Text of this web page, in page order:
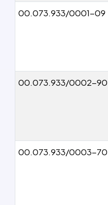
00.073.933/0001-09
00.073.933/0002-90
00.073.933/0003-70